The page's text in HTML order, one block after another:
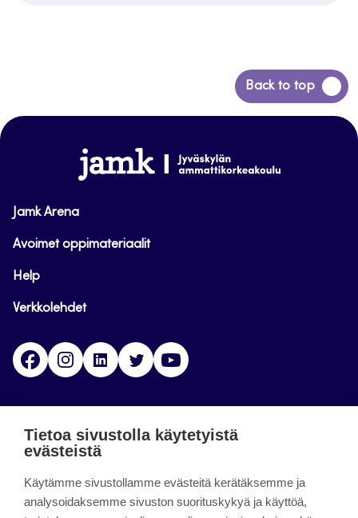
Back to top
Siirry
takaisin
www.jamk.fi
Jamk Arena
Avoimet oppimateriaalit
Help
Verkkolehdet
FacebookInstagramLinkedinTwitter
päättynyt 11.9.2023.
Tietoa sivustolla käytetyistä
evästeistä
Käytämme sivustollamme evästeitä kerätäksemme ja
analysoidaksemme sivuston suorituskykyä ja käyttöä,